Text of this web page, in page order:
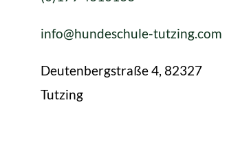
info@hundeschule-tutzing.com
Deutenbergstraße 4, 82327
Tutzing